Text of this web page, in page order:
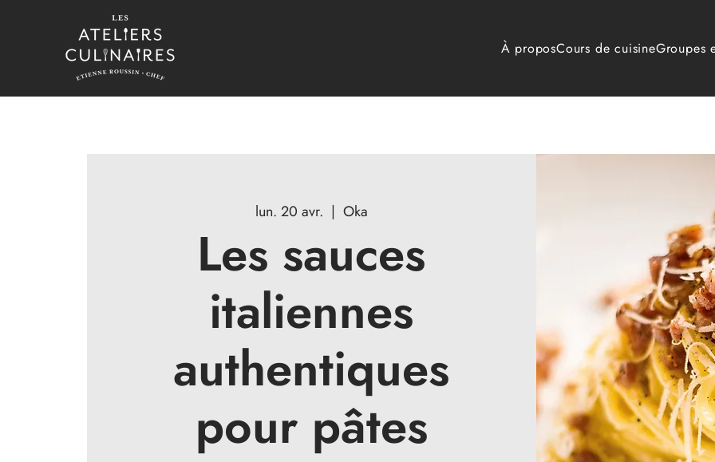
À proposCours de cuisineGroupes
lun. 20 avr.
  |
Oka
Les sauces
italiennes
authentiques
pour pâtes